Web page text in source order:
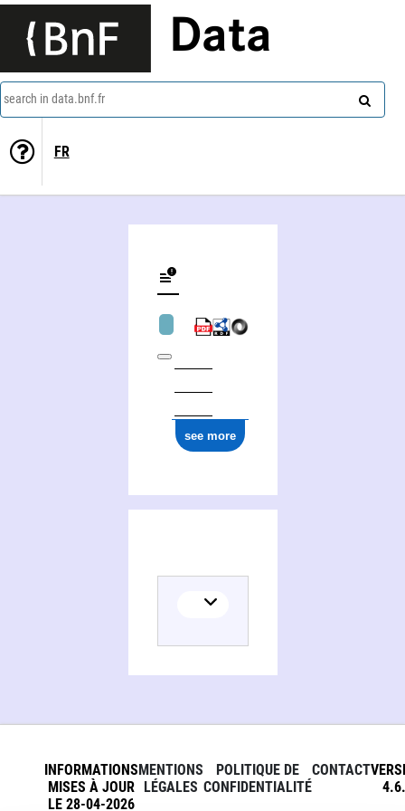
Data
search in data.bnf.fr
FR
see more
INFORMATIONS
MISES À JOUR
LE 28-04-2026
MENTIONS
LÉGALES
POLITIQUE DE
CONFIDENTIALITÉ
CONTACT